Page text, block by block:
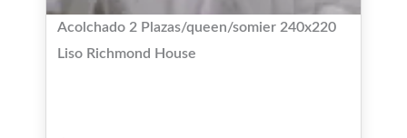
Acolchado 2 Plazas/queen/somier 240x220
Liso Richmond House